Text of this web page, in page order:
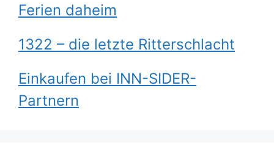
Ferien daheim
1322 – die letzte Ritterschlacht
Einkaufen bei INN-SIDER-
Partnern